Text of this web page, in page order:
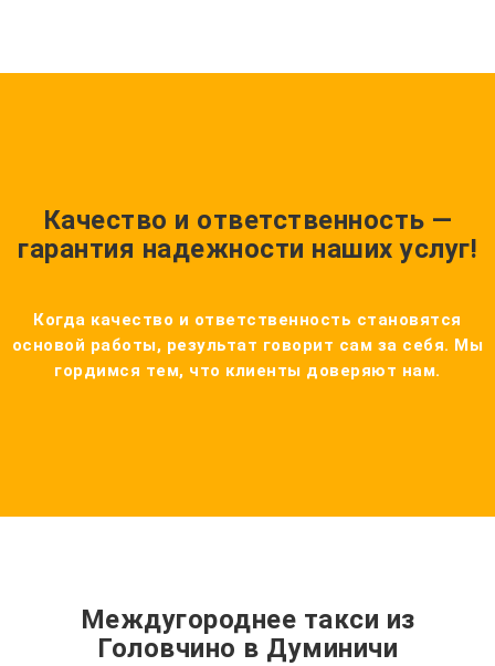
Качество и ответственность —
гарантия надежности наших услуг!
Когда качество и ответственность становятся
основой работы, результат говорит сам за себя. Мы
гордимся тем, что клиенты доверяют нам.
Междугороднее такси из
Головчино в Думиничи